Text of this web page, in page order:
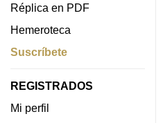
Réplica en PDF
Hemeroteca
Suscríbete
REGISTRADOS
Mi perfil